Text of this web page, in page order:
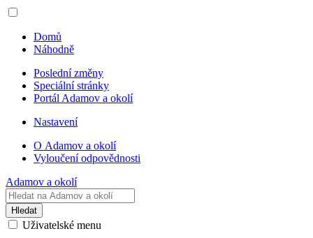
Domů
Náhodně
Poslední změny
Speciální stránky
Portál Adamov a okolí
Nastavení
O Adamov a okolí
Vyloučení odpovědnosti
Adamov a okolí
Hledat
Uživatelské menu